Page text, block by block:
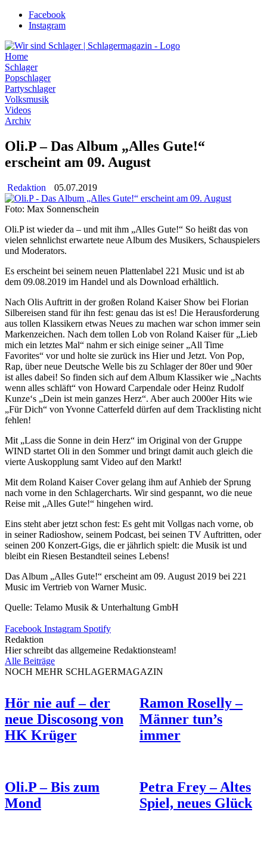
Zum
Inhalt
Facebook
Instagram
Home
Schlager
Popschlager
Partyschlager
Volksmusik
Videos
Archiv
Oli.P – Das Album „Alles Gute!“
erscheint am 09. August
Redaktion 05.07.2019
Foto: Max Sonnenschein
Oli.P ist wieder da – und mit ihm „Alles Gute!“ So heißt das von
vielen sehnlichst erwartete neue Album des Musikers, Schauspielers
und Moderators.
Es erscheint bei seinem neuen Plattenlabel 221 Music und ist ab
dem 09.08.2019 im Handel und als Download erhältlich.
Nach Olis Auftritt in der großen Roland Kaiser Show bei Florian
Silbereisen stand für ihn fest: genau das ist es! Die Herausforderung
aus tollen Klassikern etwas Neues zu machen war schon immer sein
Markenzeichen. Nach dem tollen Lob von Roland Kaiser für „Lieb
mich ein letztes Mal“ nahm er sich einige seiner „All Time
Favorites“ vor und holte sie zurück ins Hier und Jetzt. Von Pop,
Rap, über neue Deutsche Welle bis zu Schlager der 80er und 90er
ist alles dabei! So finden sich auf dem Album Klassiker wie „Nachts
wenn alles schläft“ von Howard Carpendale oder Heinz Rudolf
Kunze‘s „Dein ist mein ganzes Herz“. Aber auch 2000er Hits wie
„Für Dich“ von Yvonne Catterfeld dürfen auf dem Tracklisting nicht
fehlen!
Mit „Lass die Sonne in dein Herz“ im Original von der Gruppe
WIND startet Oli in den Sommer und bringt damit auch gleich die
vierte Auskopplung samt Video auf den Markt!
Mit dem Roland Kaiser Cover gelang ihm auf Anhieb der Sprung
nach vorne in den Schlagercharts. Wir sind gespannt, wo die neue
Reise mit „Alles Gute!“ hingehen wird.
Eins steht aber jetzt schon fest: Es geht mit Vollgas nach vorne, ob
in seiner Radioshow, seinem Podcast, bei seinen TV Auftritten, oder
seinen 200 Konzert-Gigs, die er jährlich spielt: die Musik ist und
bleibt ein Riesen Bestandteil seines Lebens!
Das Album „Alles Gute!“ erscheint am 09. August 2019 bei 221
Music im Vertrieb von Warner Music.
Quelle: Telamo Musik & Unterhaltung GmbH
Facebook Instagram Spotify
Redaktion
Hier schreibt das allgemeine Redaktionsteam!
Alle Beiträge
NOCH MEHR SCHLAGERMAGAZIN
Hör nie auf – der
neue Discosong von
HK Krüger
Ramon Roselly –
Männer tun’s
immer
Oli.P – Bis zum
Mond
Petra Frey – Altes
Spiel, neues Glück